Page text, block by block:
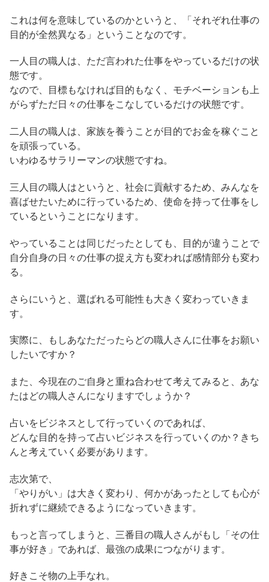
これは何を意味しているのかというと、「それぞれ仕事の
目的が全然異なる」ということなのです。
一人目の職人は、ただ言われた仕事をやっているだけの状
態です。
なので、目標もなければ目的もなく、モチベーションも上
がらずただ日々の仕事をこなしているだけの状態です。
二人目の職人は、家族を養うことが目的でお金を稼ぐこと
を頑張っている。
いわゆるサラリーマンの状態ですね。
三人目の職人はというと、社会に貢献するため、みんなを
喜ばせたいために行っているため、使命を持って仕事をし
ているということになります。
やっていることは同じだったとしても、目的が違うことで
自分自身の日々の仕事の捉え方も変われば感情部分も変わ
る。
さらにいうと、選ばれる可能性も大きく変わっていきま
す。
実際に、もしあなただったらどの職人さんに仕事をお願い
したいですか？
また、今現在のご自身と重ね合わせて考えてみると、あな
たはどの職人さんになりますでしょうか？
占いをビジネスとして行っていくのであれば、
どんな目的を持って占いビジネスを行っていくのか？きち
んと考えていく必要があります。
志次第で、
「やりがい」は大きく変わり、何かがあったとしても心が
折れずに継続できるようになっていきます。
もっと言ってしまうと、三番目の職人さんがもし「その仕
事が好き」であれば、最強の成果につながります。
好きこそ物の上手なれ。